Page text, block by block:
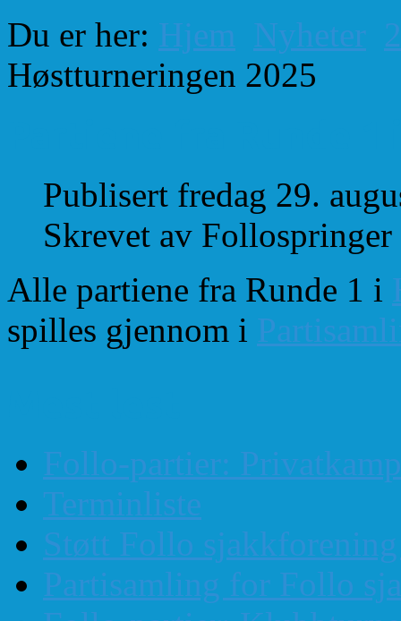
Du er her: Hjem Nyheter
Høstturneringen 2025
Publisert fredag 29.
Skrevet av Follospringer
Alle partiene fra Runde 1 i
spilles gjennom i
Follo-partier:
Terminliste
Støtt Follo
Partisamling for Follo